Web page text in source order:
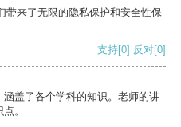
带来了无限的隐私保护和安全性保
支持[0] 反对[0]
盖了各个学科的知识。老师的讲
。